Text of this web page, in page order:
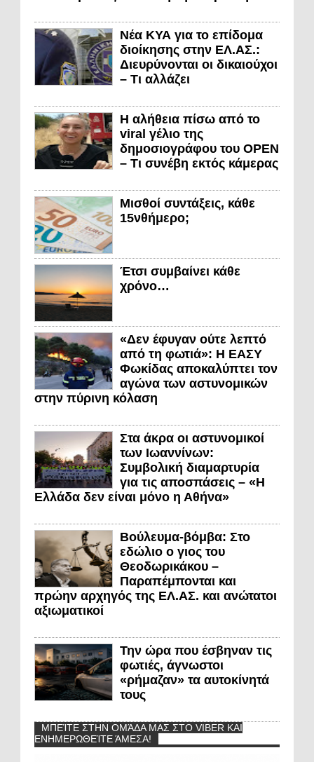
Νέα ΚΥΑ για το επίδομα
διοίκησης στην ΕΛ.ΑΣ.:
Διευρύνονται οι δικαιούχοι
– Τι αλλάζει
Η αλήθεια πίσω από το
viral γέλιο της
δημοσιογράφου του OPEN
– Τι συνέβη εκτός κάμερας
Μισθοί συντάξεις, κάθε
15νθήμερο;
Έτσι συμβαίνει κάθε
χρόνο…
«Δεν έφυγαν ούτε λεπτό
από τη φωτιά»: Η ΕΑΣΥ
Φωκίδας αποκαλύπτει τον
αγώνα των αστυνομικών
στην πύρινη κόλαση
Στα άκρα οι αστυνομικοί
των Ιωαννίνων:
Συμβολική διαμαρτυρία
για τις αποσπάσεις – «Η
Ελλάδα δεν είναι μόνο η Αθήνα»
Βούλευμα-βόμβα: Στο
εδώλιο ο γιος του
Θεοδωρικάκου –
Παραπέμπονται και
πρώην αρχηγός της ΕΛ.ΑΣ. και ανώτατοι
αξιωματικοί
Την ώρα που έσβηναν τις
φωτιές, άγνωστοι
«ρήμαζαν» τα αυτοκίνητά
τους
ΜΠΕΊΤΕ ΣΤΗΝ ΟΜΆΔΑ ΜΑΣ ΣΤΟ VIBER ΚΑΙ
ΕΝΗΜΕΡΩΘΕΊΤΕ ΆΜΕΣΑ!